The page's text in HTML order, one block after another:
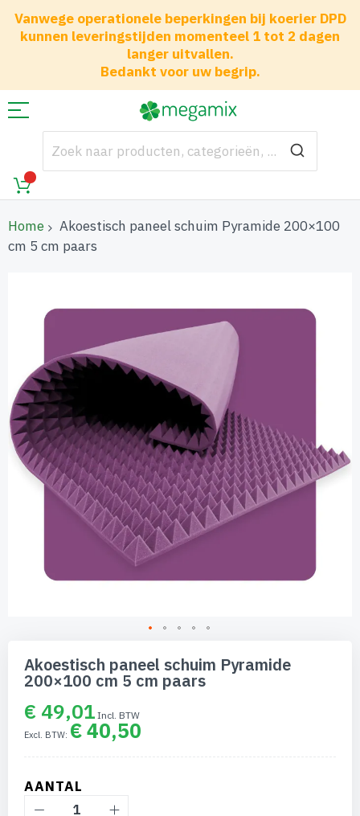
Vanwege operationele beperkingen bij koerier DPD
kunnen leveringstijden momenteel 1 tot 2 dagen
langer uitvallen.
Bedankt voor uw begrip.
Home
Akoestisch paneel schuim Pyramide 200×100
cm 5 cm paars
afbeeldingen-
gallerij
naar
begin
afbeeldingen-
gallerij
Akoestisch paneel schuim Pyramide
200×100 cm 5 cm paars
€ 49,01
€ 40,50
AANTAL